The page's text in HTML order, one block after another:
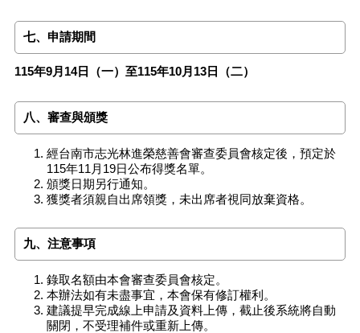
七、申請期間
115年9月14日（一）至115年10月13日（二）
八、審查與頒獎
經台南市志光林進榮慈善會審查委員會核定後，預定於
115年11月19日公布得獎名單。
頒獎日期另行通知。
獲獎者須親自出席領獎，未出席者視同放棄資格。
九、注意事項
錄取名額由本會審查委員會核定。
本辦法如有未盡事宜，本會保有修訂權利。
建議提早完成線上申請及資料上傳，截止後系統將自動
關閉，不受理補件或重新上傳。